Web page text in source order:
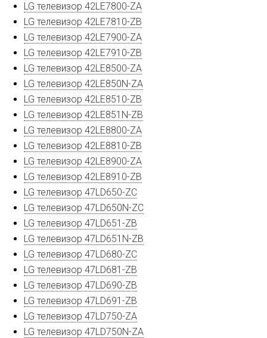
LG телевизор 42LE7800-ZA
LG телевизор 42LE7810-ZB
LG телевизор 42LE7900-ZA
LG телевизор 42LE7910-ZB
LG телевизор 42LE8500-ZA
LG телевизор 42LE850N-ZA
LG телевизор 42LE8510-ZB
LG телевизор 42LE851N-ZB
LG телевизор 42LE8800-ZA
LG телевизор 42LE8810-ZB
LG телевизор 42LE8900-ZA
LG телевизор 42LE8910-ZB
LG телевизор 47LD650-ZC
LG телевизор 47LD650N-ZC
LG телевизор 47LD651-ZB
LG телевизор 47LD651N-ZB
LG телевизор 47LD680-ZC
LG телевизор 47LD681-ZB
LG телевизор 47LD690-ZB
LG телевизор 47LD691-ZB
LG телевизор 47LD750-ZA
LG телевизор 47LD750N-ZA